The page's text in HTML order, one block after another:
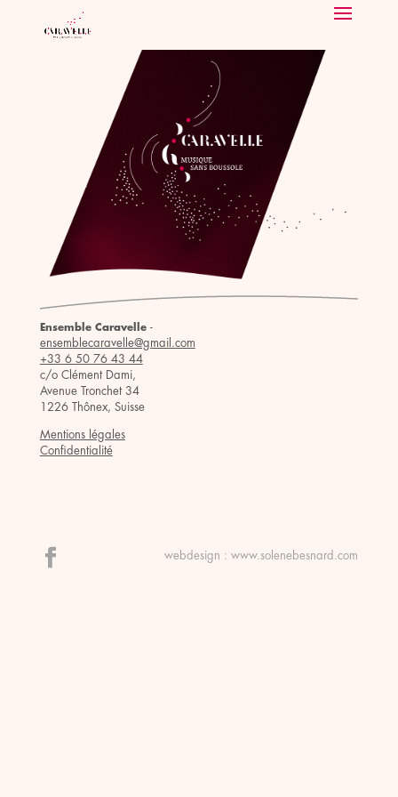
Ensemble Caravelle-
ensemblecaravelle@gmail.com
+33 6 50 76 43 44
c/o Clément Dami,
Avenue Tronchet 34
1226 Thônex, Suisse
Mentions légales
Confidentialité
webdesign :www.solenebesnard.com